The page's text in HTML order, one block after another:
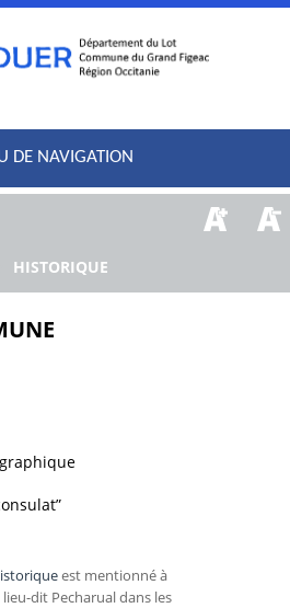
DE NAVIGATION
HISTORIQUE
est mentionné à
lieu-dit Pecharualdans les